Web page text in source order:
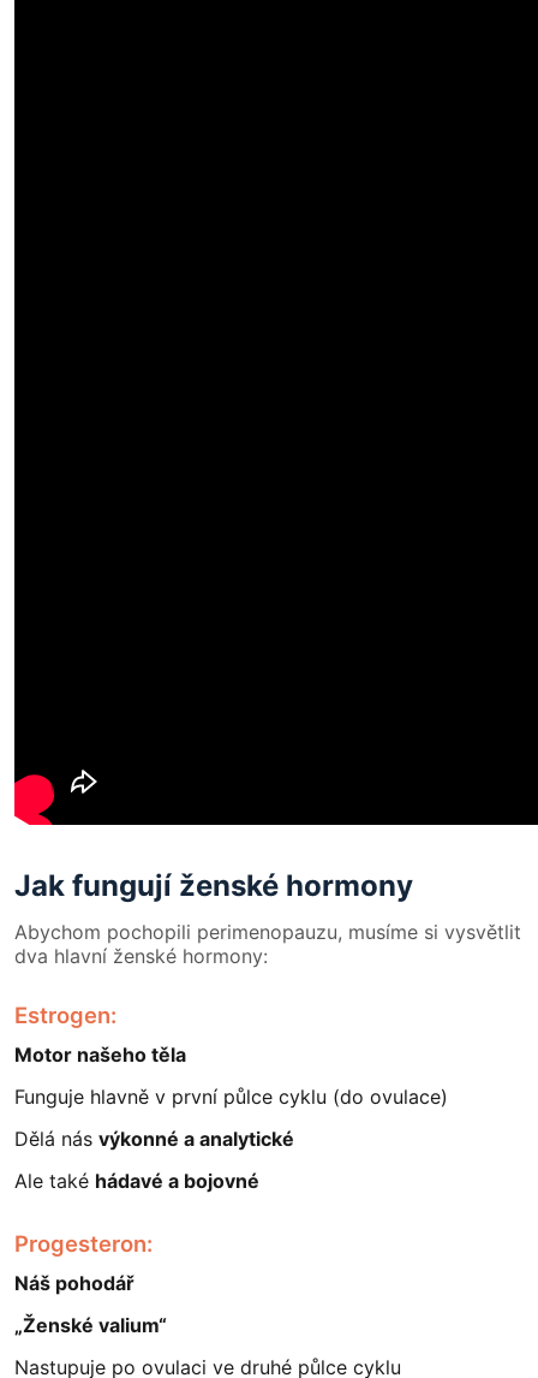
Jak fungují ženské hormony
Abychom pochopili perimenopauzu, musíme si vysvětlit
dva hlavní ženské hormony:
Estrogen:
Motor našeho těla
Funguje hlavně v první půlce cyklu (do ovulace)
Dělá nás výkonné a analytické
Ale také hádavé a bojovné
Progesteron:
Náš pohodář
„Ženské valium“
Nastupuje po ovulaci ve druhé půlce cyklu